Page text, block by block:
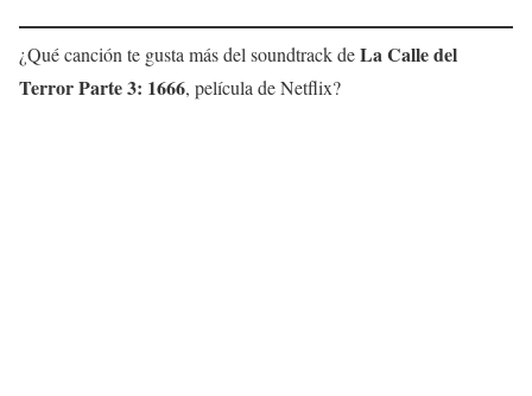
¿Qué canción te gusta más del soundtrack deLa Calle del
Terror Parte 3: 1666, película de Netflix?